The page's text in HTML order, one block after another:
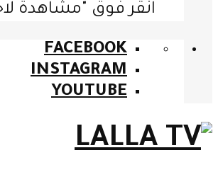
انقر فوق "مشاهدة
FACEBOOK
INSTAGRAM
YOUTUBE